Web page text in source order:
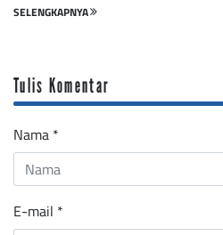
SELENGKAPNYA
Tulis Komentar
Nama *
E-mail *